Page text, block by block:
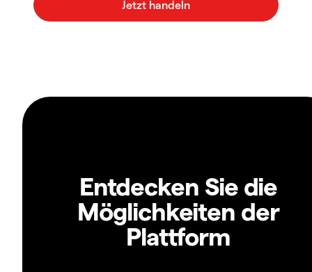
Entdecken Sie die
Möglichkeiten der
Plattform